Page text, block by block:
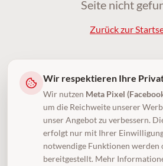
Seite nicht
Zurück zur
Wir respektieren Ihre
Wir nutzen Meta Pixel
um die Reichweite unserer
unser Angebot zu verbessern.
erfolgt nur mit Ihrer
notwendige Funktionen werden
bereitgestellt. Mehr